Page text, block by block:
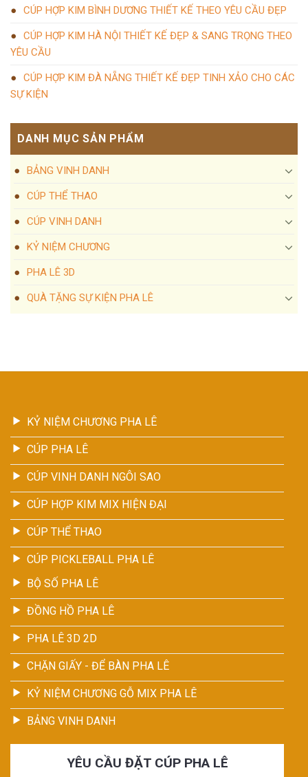
CÚP HỢP KIM BÌNH DƯƠNG THIẾT KẾ THEO YÊU CẦU ĐẸP
CÚP HỢP KIM HÀ NỘI THIẾT KẾ ĐẸP & SANG TRỌNG THEO
YÊU CẦU
CÚP HỢP KIM ĐÀ NẴNG THIẾT KẾ ĐẸP TINH XẢO CHO CÁC
SỰ KIỆN
DANH MỤC SẢN PHẨM
BẢNG VINH DANH
CÚP THỂ THAO
CÚP VINH DANH
KỶ NIỆM CHƯƠNG
PHA LÊ 3D
QUÀ TẶNG SỰ KIỆN PHA LÊ
KỶ NIỆM CHƯƠNG PHA LÊ
CÚP PHA LÊ
CÚP VINH DANH NGÔI SAO
CÚP HỢP KIM MIX HIỆN ĐẠI
CÚP THỂ THAO
CÚP PICKLEBALL PHA LÊ
BỘ SỐ PHA LÊ
ĐỒNG HỒ PHA LÊ
PHA LÊ 3D 2D
CHẶN GIẤY - ĐỂ BÀN PHA LÊ
KỶ NIỆM CHƯƠNG GỖ MIX PHA LÊ
BẢNG VINH DANH
YÊU CẦU ĐẶT CÚP PHA LÊ